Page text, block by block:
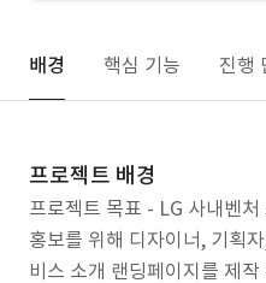
배경 핵심 기능 진행
프로젝트 배경
프로젝트 목표 - LG 사내벤
홍보를 위해 디자이너, 기획
비스 소개 랜딩페이지를 제